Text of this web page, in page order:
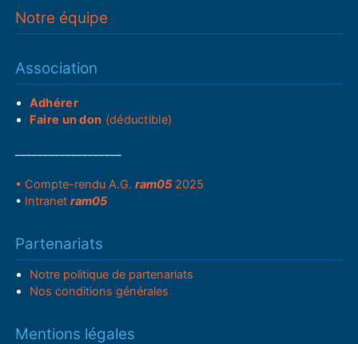
Notre équipe
Association
Adhérer
Faire un don (déductible)
• Compte-rendu A.G.ram05 2025
• Intranetram05
Partenariats
Notre politique de partenariats
Nos conditions générales
Mentions légales